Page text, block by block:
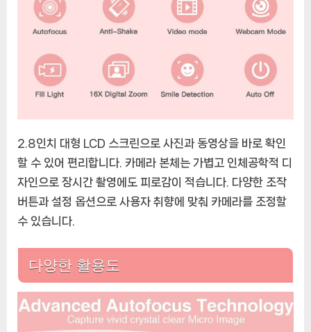
2.8인치 대형 LCD 스크린으로 사진과 동영상을 바로 확인
할 수 있어 편리합니다. 카메라 본체는 가볍고 인체공학적 디
자인으로 장시간 촬영에도 피로감이 적습니다. 다양한 조작
버튼과 설정 옵션으로 사용자 취향에 맞춰 카메라를 조정할
수 있습니다.
다양한 활용도